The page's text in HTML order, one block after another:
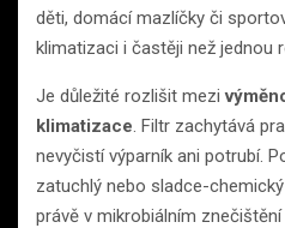
děti, domácí mazlíčky či
klimatizaci i častěji než jednou
Je důležité rozlišit mezi
klimatizace . Filtr zachytává
nevyčistí výparník ani potrubí.
zatuchlý nebo sladce-
právě v mikrobiálním